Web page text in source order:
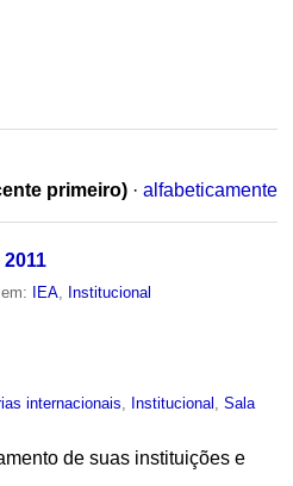
primeiro) · alfabeticamente
IEA Institucional
internacionais Institucional ,Sala
de suas instituições e